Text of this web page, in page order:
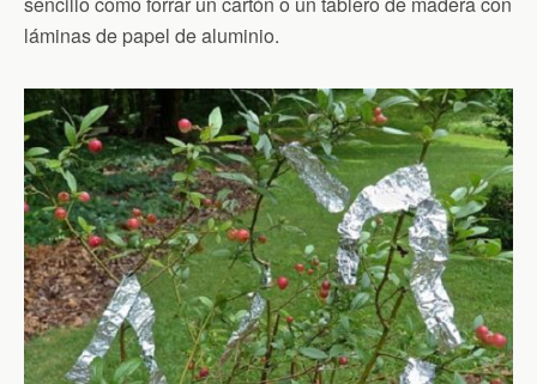
láminas de papel de aluminio.